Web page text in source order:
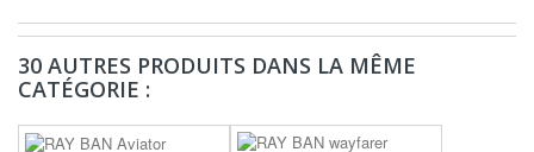
30 AUTRES PRODUITS DANS LA MÊME
CATÉGORIE :